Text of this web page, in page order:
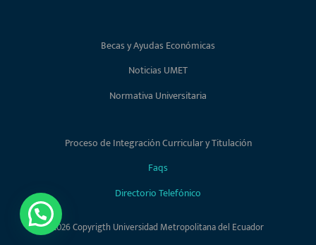
Becas y Ayudas Económicas
Noticias UMET
Normativa Universitaria
Proceso de Integración Curricular y Titulación
Faqs
Directorio Telefónico
2026 Copyrigth Universidad Metropolitana del Ecuador